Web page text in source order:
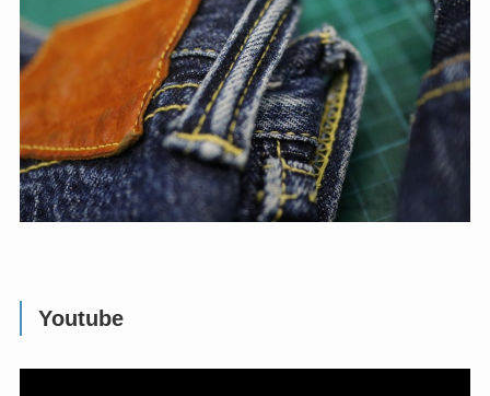
Youtube